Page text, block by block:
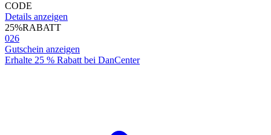
CODE
Details anzeigen
25%RABATT
026
Gutschein anzeigen
Erhalte 25 % Rabatt bei DanCenter